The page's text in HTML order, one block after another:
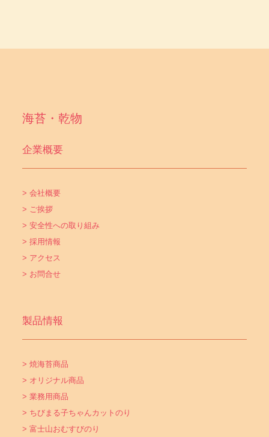
海苔・乾物
企業概要
> 会社概要
> ご挨拶
> 安全性への取り組み
> 採用情報
> アクセス
> お問合せ
製品情報
> 焼海苔商品
> オリジナル商品
> 業務用商品
> ちびまる子ちゃんカットのり
> 富士山おむすびのり